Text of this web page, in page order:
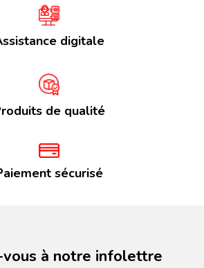
digitale
de qualité
sécurisé
vous à notre infolettre